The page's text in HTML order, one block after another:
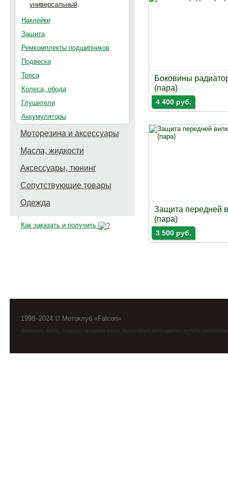
универсальный
Наклейки
Защита
Ремкомплекты подшипников
Подвеска
Троса
Колеса, обода
Глушители
Аккумуляторы
Моторезина и аксессуары
Масла, жидкости
Аксессуары, тюнинг
Сопутствующие товары
Одежда
Как заказать и получить
Боковины
(пара)
4 400 руб.
Защита передней
(пара)
3 500 руб.
1998–2024 © Мотоклуб «Falcon»
фалькон мото эндуро , продажа мото, кроссовые мотоциклы, купить